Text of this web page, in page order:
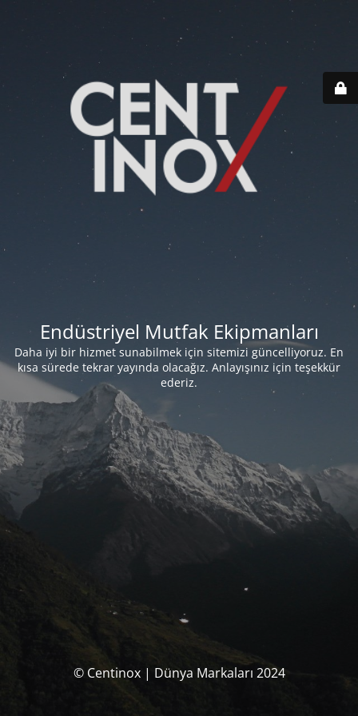
Endüstriyel Mutfak Ekipmanları
Daha iyi bir hizmet sunabilmek için sitemizi güncelliyoruz. En
kısa sürede tekrar yayında olacağız. Anlayışınız için teşekkür
ederiz.
© Centinox | Dünya Markaları 2024